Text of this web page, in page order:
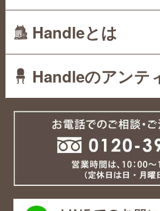
Handleとは
Handleのアンテ